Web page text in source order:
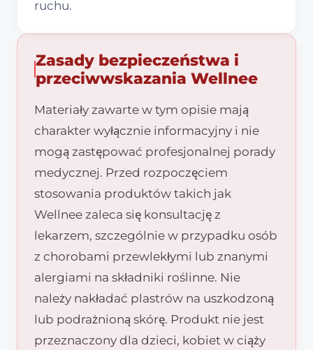
ruchu.
Zasady bezpieczeństwa i
przeciwwskazania Wellnee
Materiały zawarte w tym opisie mają
charakter wyłącznie informacyjny i nie
mogą zastępować profesjonalnej porady
medycznej. Przed rozpoczęciem
stosowania produktów takich jak
Wellnee zaleca się konsultację z
lekarzem, szczególnie w przypadku osób
z chorobami przewlekłymi lub znanymi
alergiami na składniki roślinne. Nie
należy nakładać plastrów na uszkodzoną
lub podrażnioną skórę. Produkt nie jest
przeznaczony dla dzieci, kobiet w ciąży